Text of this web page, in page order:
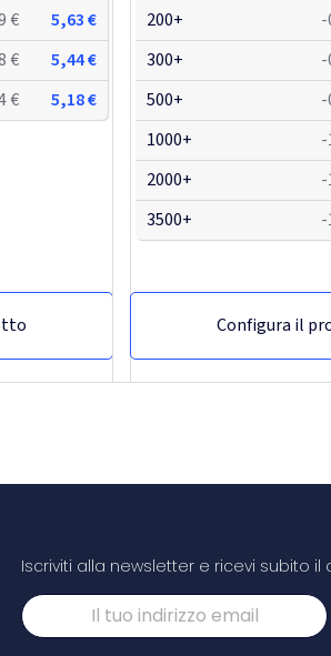
€
5,63 €
€
5,44 €
€
5,18 €
200+
300+
500+
1000+
2000+
3500+
Configura il
Polo da uomo bicolore a
Iscriviti alla newsletter e ricevi subito il